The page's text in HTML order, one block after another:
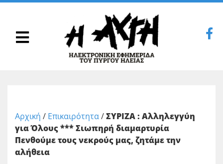
Αρχική / Επικαιρότητα/ΣΥΡΙΖΑ : Αλληλεγγύη
για Όλους *** Σιωπηρή διαμαρτυρία
Πενθούμε τους νεκρούς μας, ζητάμε την
αλήθεια